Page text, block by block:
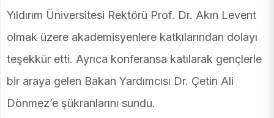
Yıldırım Üniversitesi Rektörü Prof. Dr. Akın Levent
olmak üzere akademisyenlere katkılarından dolayı
teşekkür etti. Ayrıca konferansa katılarak gençlerle
bir araya gelen Bakan Yardımcısı Dr. Çetin Ali
Dönmez’e şükranlarını sundu.